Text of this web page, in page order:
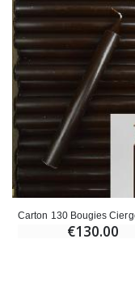
€130.00